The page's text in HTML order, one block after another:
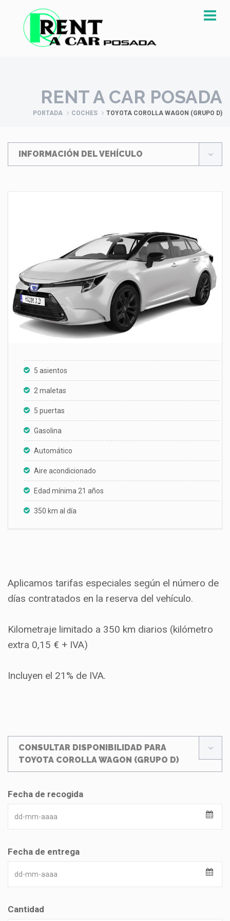
RENT A CAR POSADA
PORTADA COCHES TOYOTA COROLLA WAGON (GRUPO D)
INFORMACIÓN DEL VEHÍCULO
5 asientos
2 maletas
5 puertas
Gasolina
Automático
Aire acondicionado
Edad mínima 21 años
350 km al día
Aplicamos tarifas especiales según el número de
días contratados en la reserva del vehículo.
Kilometraje limitado a 350 km diarios (kilómetro
extra 0,15 € + IVA)
Incluyen el 21% de IVA.
CONSULTAR DISPONIBILIDAD PARA
TOYOTA COROLLA WAGON (GRUPO D)
Fecha de recogida
Fecha de entrega
Cantidad